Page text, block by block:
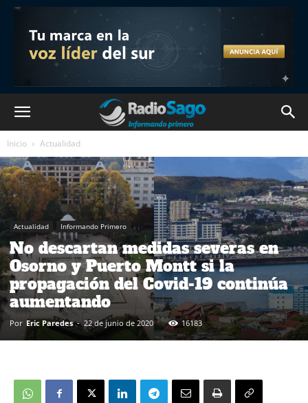
Inicio Actualidad
Actualidad Informando Primero
No descartan medidas severas en
Osorno y Puerto Montt si la
propagación del Covid-19 continúa
aumentando
Por Eric Paredes - 22 de junio de 2020 16183